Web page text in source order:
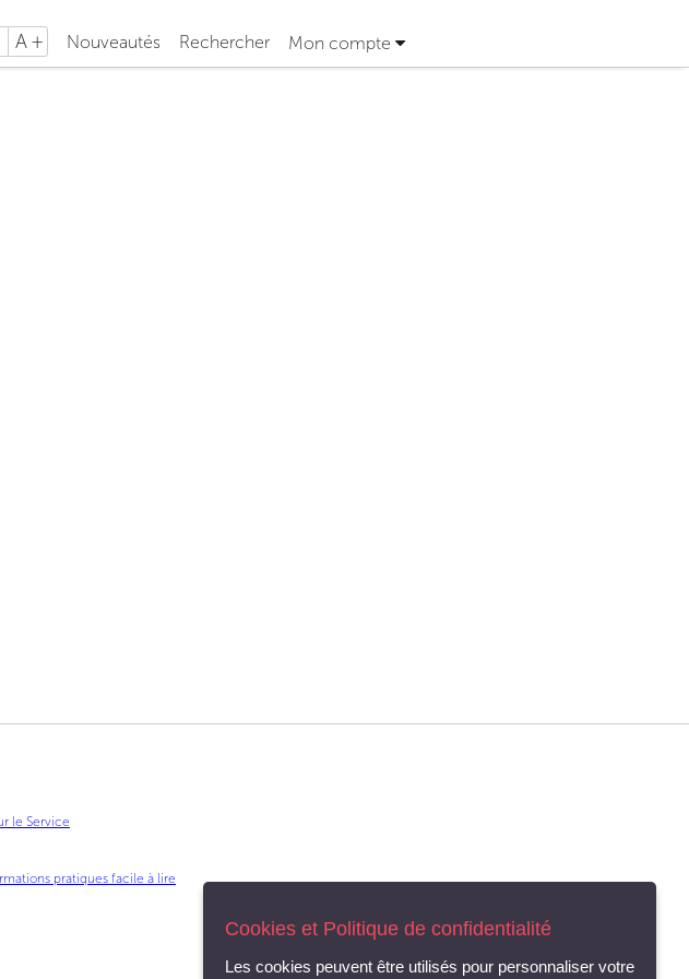
A Nouveautés Rechercher Mon compte
le Service
pratiques facile à lire
Cookies et Politique de confidentialité
Les cookies peuvent être utilisés pour personnaliser votre